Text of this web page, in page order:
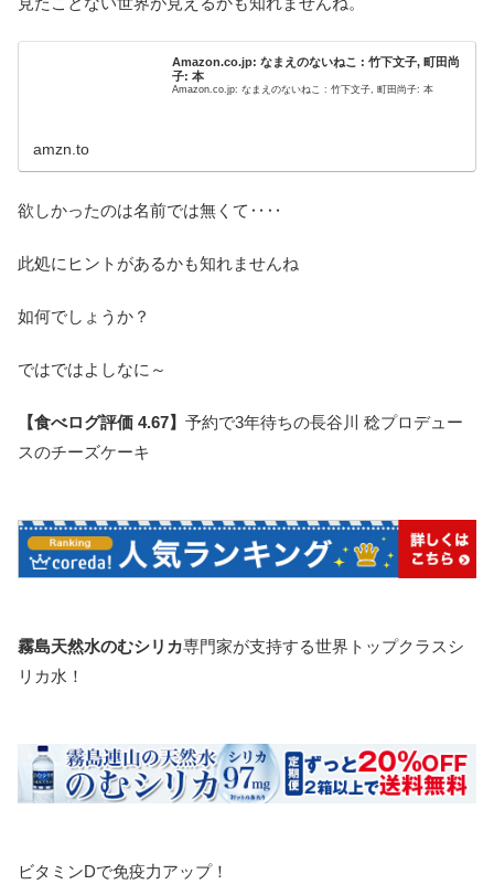
Amazon.co.jp: なまえのないねこ : 竹下文子, 町田尚
子: 本
Amazon.co.jp: なまえのないねこ : 竹下文子, 町田尚子: 本
amzn.to
欲しかったのは名前では無くて‥‥
此処にヒントがあるかも知れませんね
如何でしょうか？
ではではよしなに～
【食べログ評価 4.67】 予約で3年待ちの長谷川 稔プロデュー
スのチーズケーキ
霧島天然水のむシリカ専門家が支持する世界トップクラスシ
リカ水！
ビタミンDで免疫力アップ！